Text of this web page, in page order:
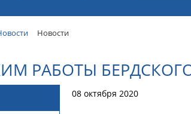
Новости
РАБОТЫ
08 октября 2020